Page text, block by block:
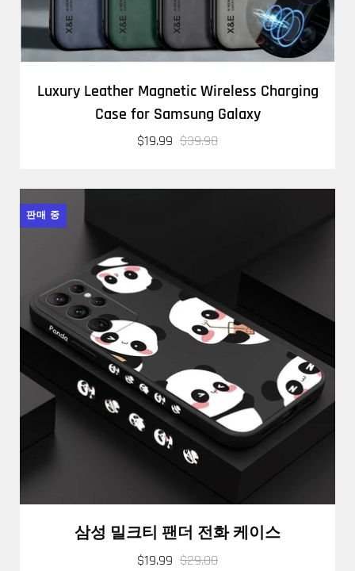
Luxury Leather Magnetic Wireless Charging
Case for Samsung Galaxy
$19.99 $39.98
판매 중
삼성 밀크티 팬더 전화 케이스
$19.99 $29.00